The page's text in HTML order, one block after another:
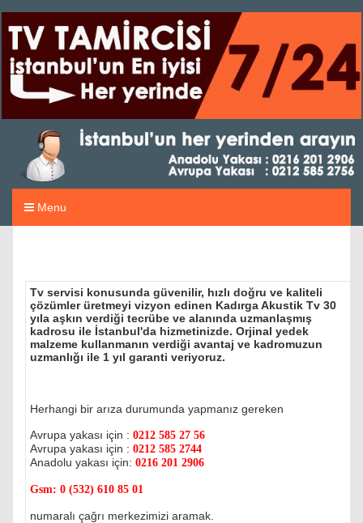
Menu
Tv servisi konusunda güvenilir, hızlı doğru ve kaliteli
çözümler üretmeyi vizyon edinen Kadırga Akustik Tv 30
yıla aşkın verdiği tecrübe ve alanında uzmanlaşmış
kadrosu ile İstanbul'da hizmetinizde. Orjinal yedek
malzeme kullanmanın verdiği avantaj ve kadromuzun
uzmanlığı ile 1 yıl garanti veriyoruz.
Herhangi bir arıza durumunda yapmanız gereken
Avrupa yakası için : 0212 585 27 56
Avrupa yakası için : 0212 585 2744
Anadolu yakası için: 0216 201 2906
Gsm: 0 (532) 610 85 01
numaralı çağrı merkezimizi aramak.